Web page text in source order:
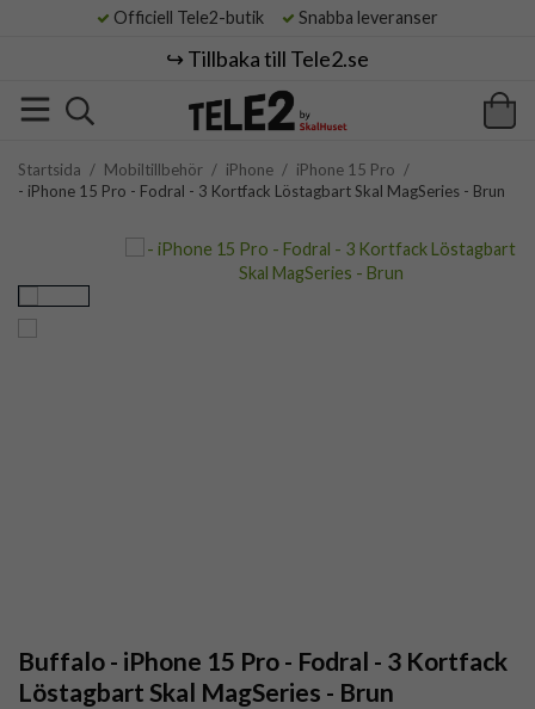
Officiell Tele2-butik Snabba leveranser
↪️ Tillbaka till Tele2.se
Startsida / Mobiltillbehör / iPhone / iPhone 15 Pro /
- iPhone 15 Pro - Fodral - 3 Kortfack Löstagbart Skal MagSeries - Brun
Buffalo - iPhone 15 Pro - Fodral - 3 Kortfack
Löstagbart Skal MagSeries - Brun